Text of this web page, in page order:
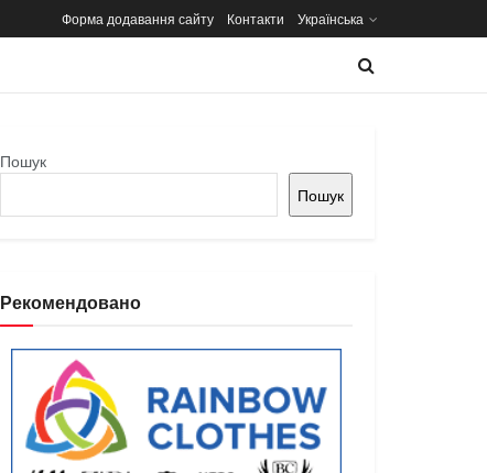
Форма додавання сайту Контакти Українська
Пошук
Пошук
Рекомендовано